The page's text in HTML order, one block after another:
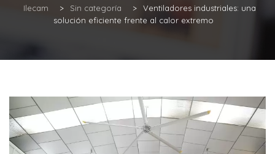
Ilecam > Sin categoría >
Ventiladores industriales: una
solución eficiente frente al calor extremo